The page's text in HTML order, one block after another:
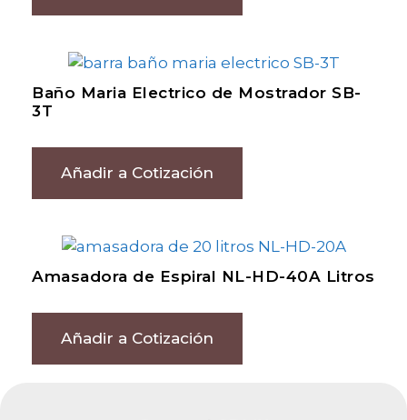
Baño Maria Electrico de Mostrador SB-
3T
Añadir a Cotización
Amasadora de Espiral NL-HD-40A Litros
Añadir a Cotización